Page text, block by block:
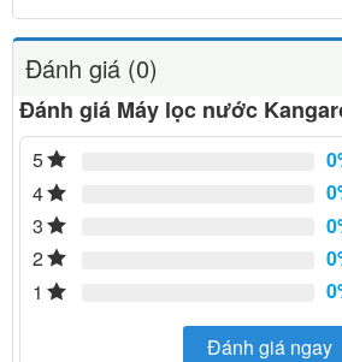
Đánh giá (0)
Đánh giá Máy lọc nước
5
4
3
2
1
Đánh giá ngay